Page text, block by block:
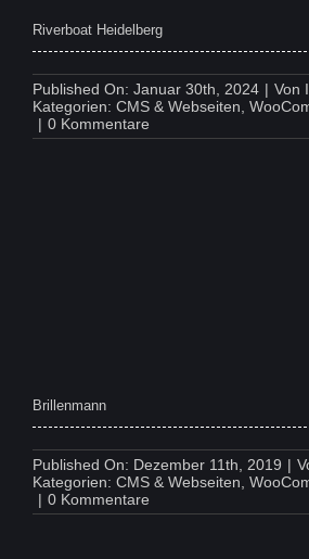
Riverboat Heidelberg
Published On: Januar 30th, 2024 | Von
Kategorien: CMS & Webseiten
| 0 Kommentareon
Riverboat
Brillenmann
Published On: Dezember 11th, 2019 |
Kategorien: CMS & Webseiten
| 0 Kommentareon
Brillenmann